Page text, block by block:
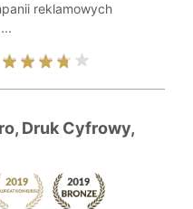
reklamowych
Druk Cyfrowy,